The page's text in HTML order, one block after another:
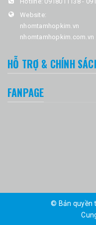
Website:
nhomtamhopkim.vn
nhomtamhopkim.com.vn
HỖ TRỢ & CHÍNH
FANPAGE
© Bản quyền